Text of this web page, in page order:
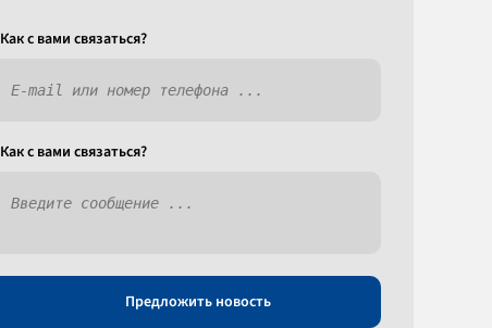
Как c вами связаться?
Как c вами связаться?
Предложить новость